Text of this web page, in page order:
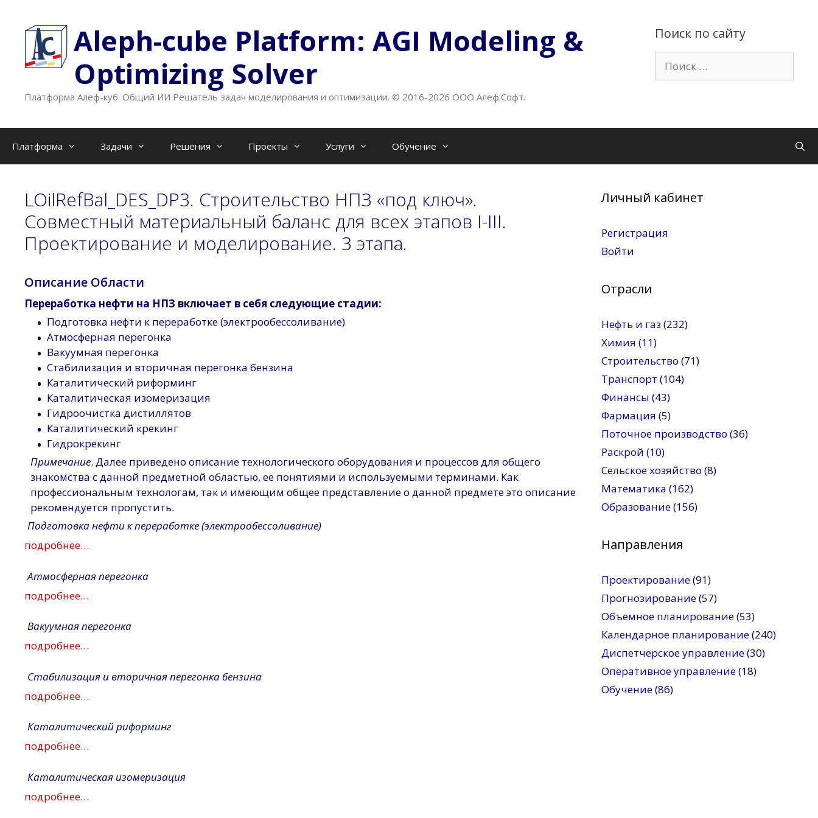
содержимому
Поиск по сайту
Aleph-cube Platform: AGI Modeling &
Optimizing Solver
Платформа Алеф-куб: Общий ИИ Решатель задач моделирования и оптимизации. © 2016-2026 ООО Алеф.Софт.
Платформа Задачи Решения Проекты Услуги Обучение
LOilRefBal_DES_DP3. Строительство НПЗ «под ключ».
Совместный материальный баланс для всех этапов I-III.
Проектирование и моделирование. 3 этапа.
Описание Области
Переработка нефти на НПЗ включает в себя следующие стадии:
• Подготовка нефти к переработке (электрообессоливание)
• Атмосферная перегонка
• Вакуумная перегонка
• Стабилизация и вторичная перегонка бензина
• Каталитический риформинг
• Каталитическая изомеризация
• Гидроочистка дистиллятов
• Каталитический крекинг
• Гидрокрекинг
Примечание. Далее приведено описание технологического оборудования и процессов для общего
знакомства с данной предметной областью, ее понятиями и используемыми терминами. Как
профессиональным технологам, так и имеющим общее представление о данной предмете это описание
рекомендуется пропустить.
Подготовка нефти к переработке (электрообессоливание)
подробнее…
Атмосферная перегонка
подробнее…
Вакуумная перегонка
подробнее…
Стабилизация и вторичная перегонка бензина
подробнее…
Каталитический риформинг
подробнее…
Каталитическая изомеризация
подробнее…
Личный кабинет
Регистрация
Войти
Отрасли
Нефть и газ (232)
Химия (11)
Строительство (71)
Транспорт (104)
Финансы (43)
Фармация (5)
Поточное производство (36)
Раскрой (10)
Сельское хозяйство (8)
Математика (162)
Образование(156)
Направления
Проектирование(91)
Прогнозирование(57)
Объемное планирование(53)
Календарное планирование(240)
Диспетчерское управление(30)
Оперативное управление(18)
Обучение(86)